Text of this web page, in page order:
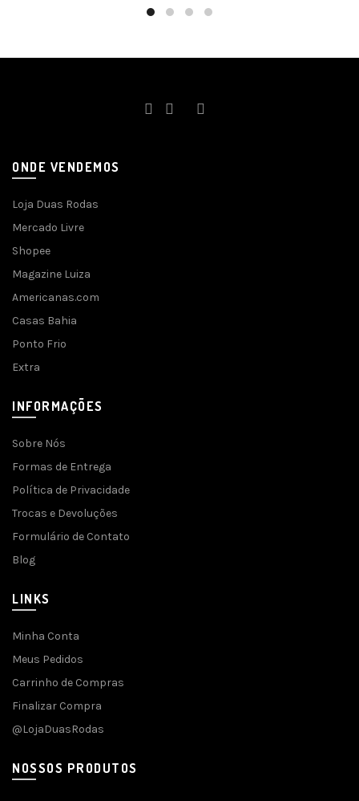
ONDE VENDEMOS
Loja Duas Rodas
Mercado Livre
Shopee
Magazine Luiza
Americanas.com
Casas Bahia
Ponto Frio
Extra
INFORMAÇÕES
Sobre Nós
Formas de Entrega
Política de Privacidade
Trocas e Devoluções
Formulário de Contato
Blog
LINKS
Minha Conta
Meus Pedidos
Carrinho de Compras
Finalizar Compra
@LojaDuasRodas
NOSSOS PRODUTOS